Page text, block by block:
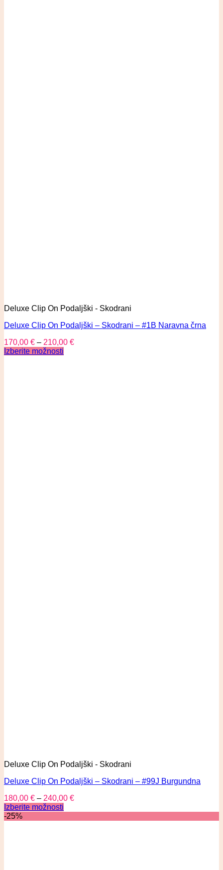
Deluxe Clip On Podaljški - Skodrani
Deluxe Clip On Podaljški – Skodrani – #1B Naravna črna
170,00 € – 210,00 €
Izberite možnosti
Deluxe Clip On Podaljški - Skodrani
Deluxe Clip On Podaljški – Skodrani – #99J Burgundna
180,00 € – 240,00 €
Izberite možnosti
-25%